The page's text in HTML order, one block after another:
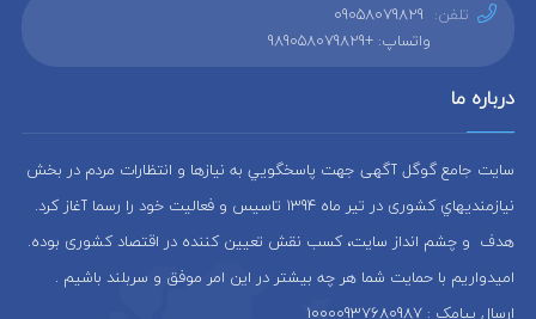
تلفن: 09058079829
واتساپ: +989058079829
درباره ما
سایت جامع گوگل آگهی جهت پاسخگويي به نيازها و انتظارات مردم در بخش
نيازمنديهاي کشوری در تير ماه 1394 تاسيس و فعاليت خود را رسما آغاز كرد.
هدف و چشم انداز سایت، كسب نقش تعيين كننده در اقتصاد کشوری بوده.
امیدواریم با حمایت شما هر چه بیشتر در این امر موفق و سربلند باشیم .
ارسال پیامک : 10000937680987